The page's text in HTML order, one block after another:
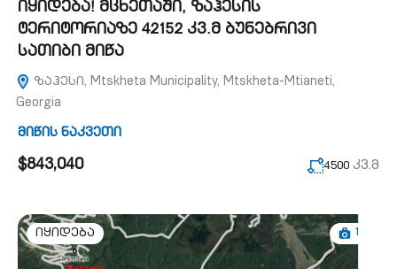
იყიდება! მცხეთაში, ზაჰესის
ტერიტორიაზე 42152 კვ.მ ბუნებრივი
სათიბი მიწა
ზაჰესი, Mtskheta Municipality, Mtskheta-Mtianeti,
Georgia
მიწის ნაკვეთი
$843,040 4500 კვ.მ
იყიდება 1